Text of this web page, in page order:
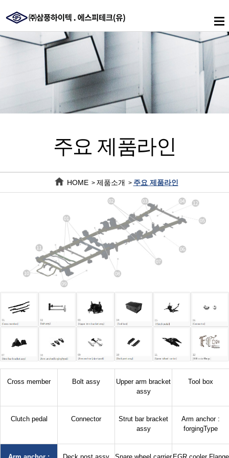
인
메
뉴
주요 제품라인
HOME> 제품소개 > 주요 제품라인
Cross member Bolt assy
Upper arm bracket
assy
Tool box
Clutch pedal Connector
Strut bar bracket
assy
Arm anchor :
forgingType